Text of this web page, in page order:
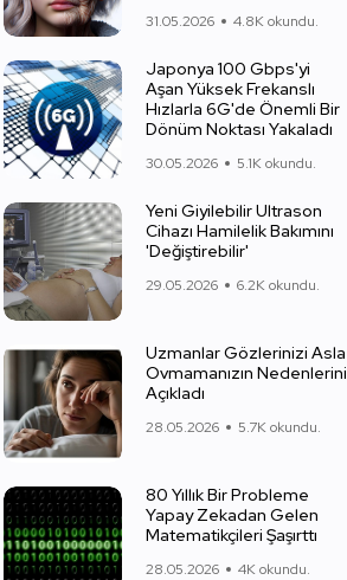
31.05.2026 4.8K okundu.
Japonya 100 Gbps'yi
Aşan Yüksek Frekanslı
Hızlarla 6G'de Önemli Bir
Dönüm Noktası Yakaladı
30.05.2026 5.1K okundu.
Yeni Giyilebilir Ultrason
Cihazı Hamilelik Bakımını
'Değiştirebilir'
29.05.2026 6.2K okundu.
Uzmanlar Gözlerinizi Asla
Ovmamanızın Nedenlerini
Açıkladı
28.05.2026 5.7K okundu.
80 Yıllık Bir Probleme
Yapay Zekadan Gelen
Matematikçileri Şaşırttı
28.05.2026 4K okundu.